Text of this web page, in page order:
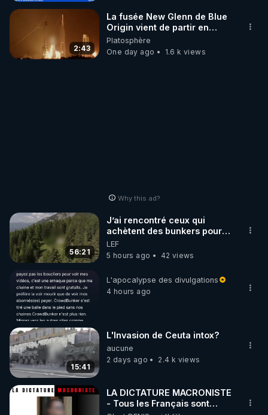
2:43
La fusée New Glenn de Blue
Origin vient de partir en
fumée.
Platosphère
One day ago
1.6 k views
Why this ad?
56:21
J’ai rencontré ceux qui
achètent des bunkers pour
survivre à la fin du monde
LEF
5 hours ago
42 views
L'apocalypse des divulgations
4 hours ago
15:41
L'Invasion de Ceuta intox?
aucune
2 days ago
2.4 k views
LA DICTATURE MACRONISTE
- Tous les Français sont